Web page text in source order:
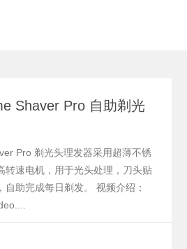
Shaver Pro 自助剃光
Pro 剃光头理发器采用超薄不锈
转速电机，用于光头处理，刀头贴
助完成每日剃发。 视频介绍；